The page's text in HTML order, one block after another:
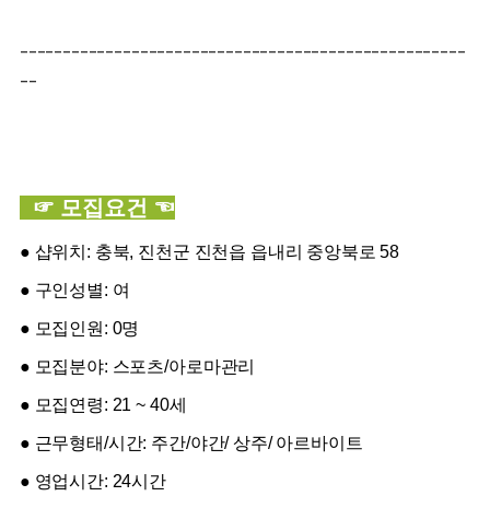
----------------------------------------------------
--
☞ 모집요건 ☜
● 샵위치: 충북, 진천군 진천읍 읍내리 중앙북로 58
● 구인성별: 여
● 모집인원: 0명
● 모집분야: 스포츠/아로마관리
● 모집연령: 21 ~ 40세
● 근무형태/시간: 주간/야간/ 상주/ 아르바이트
● 영업시간: 24시간